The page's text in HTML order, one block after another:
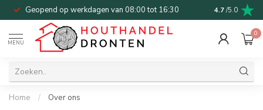
Geopend op werkdagen van 08:00 tot 16:30 Bel of mail
4.7 /5.0
MENU
0
Home / Over ons